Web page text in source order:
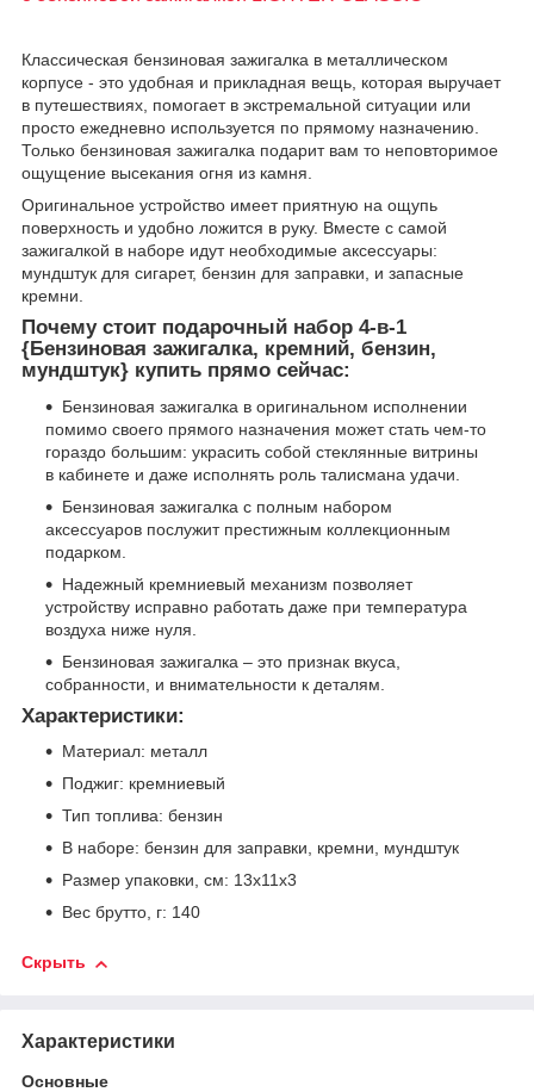
Классическая бензиновая зажигалка в металлическом
корпусе - это удобная и прикладная вещь, которая выручает
в путешествиях, помогает в экстремальной ситуации или
просто ежедневно используется по прямому назначению.
Только бензиновая зажигалка подарит вам то неповторимое
ощущение высекания огня из камня.
Оригинальное устройство имеет приятную на ощупь
поверхность и удобно ложится в руку. Вместе с самой
зажигалкой в наборе идут необходимые аксессуары:
мундштук для сигарет, бензин для заправки, и запасные
кремни.
Почему стоит подарочный набор 4-в-1
{Бензиновая зажигалка, кремний, бензин,
мундштук} купить прямо сейчас:
Бензиновая зажигалка в оригинальном исполнении
помимо своего прямого назначения может стать чем-то
гораздо большим: украсить собой стеклянные витрины
в кабинете и даже исполнять роль талисмана удачи.
Бензиновая зажигалка с полным набором
аксессуаров послужит престижным коллекционным
подарком.
Надежный кремниевый механизм позволяет
устройству исправно работать даже при температура
воздуха ниже нуля.
Бензиновая зажигалка – это признак вкуса,
собранности, и внимательности к деталям.
Характеристики:
Материал: металл
Поджиг: кремниевый
Тип топлива: бензин
В наборе: бензин для заправки, кремни, мундштук
Размер упаковки, см: 13х11х3
Вес брутто, г: 140
Скрыть
Характеристики
Основные